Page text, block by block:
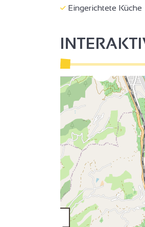
Eingerichtete Küche
4